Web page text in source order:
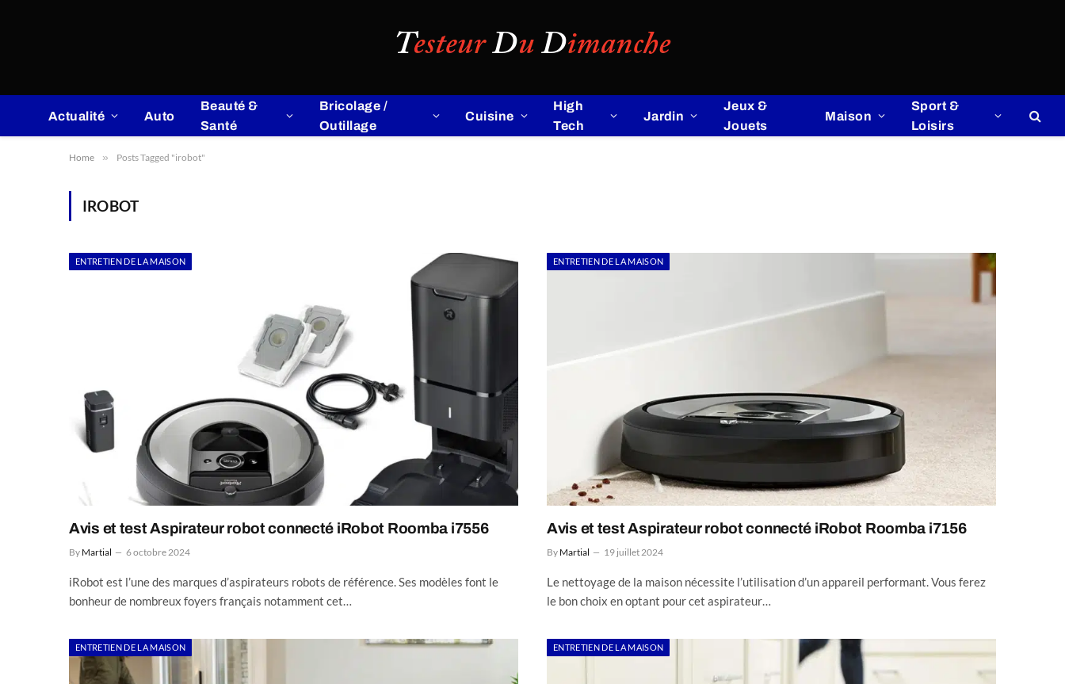
Actualité Auto
Beauté &
Santé
Bricolage /
Outillage
Cuisine
High
Tech
Jardin
Jeux &
Jouets
Maison
Sport &
Loisirs
Home » Posts Tagged "irobot"
IROBOT
ENTRETIEN DE LA MAISON
Avis et test Aspirateur robot connecté iRobot Roomba i7556
By Martial 6 octobre 2024
iRobot est l’une des marques d’aspirateurs robots de référence. Ses modèles font le
bonheur de nombreux foyers français notamment cet…
ENTRETIEN DE LA MAISON
Avis et test Aspirateur robot connecté iRobot Roomba i7156
By Martial 19 juillet 2024
Le nettoyage de la maison nécessite l’utilisation d’un appareil performant. Vous ferez
le bon choix en optant pour cet aspirateur…
ENTRETIEN DE LA MAISON ENTRETIEN DE LA MAISON